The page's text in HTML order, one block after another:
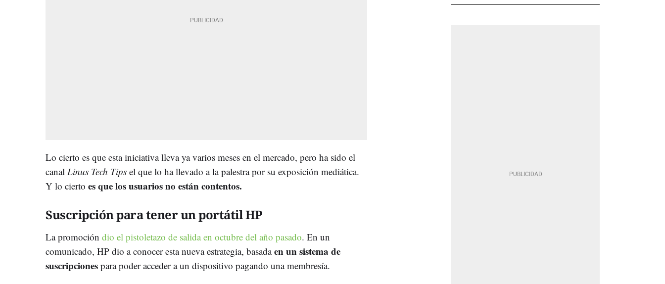
Lo cierto es que esta iniciativa lleva ya varios meses en el mercado, pero ha sido el
canal Linus Tech Tips el que lo ha llevado a la palestra por su exposición mediática.
Y lo cierto es que los usuarios no están contentos.
Suscripción para tener un portátil HP
La promoción dio el pistoletazo de salida en octubre del año pasado. En un
comunicado, HP dio a conocer esta nueva estrategia, basadaen un sistema de
suscripciones para poder acceder a un dispositivo pagando una membresía.